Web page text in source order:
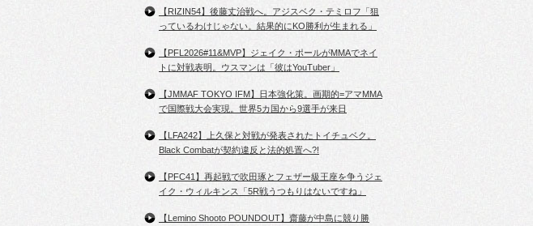
【RIZIN54】後藤丈治戦へ。アジスベク・テミロフ「狙
っているわけじゃない。結果的にKO勝利が生まれる」
【PFL2026#11&MVP】ジェイク・ポールがMMAでネイ
トに対戦表明。ウスマンは「彼はYouTuber」
【JMMAF TOKYO IFM】日本強化策。画期的=アマMMA
で国際戦大会実現。世界5カ国から9選手が来日
【LFA242】上久保と対戦が発表されたトイチュベク。
Black Combatが契約違反と法的処置へ?!
【PFC41】再起戦で吹田琢とフェザー級王座を争うジェ
イク・ウィルキンス「5R戦うつもりはないですね」
【Lemino Shooto POUNDOUT】齋藤が中島に競り勝